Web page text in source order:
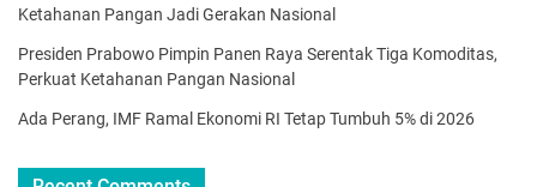
Ketahanan Pangan Jadi Gerakan Nasional
Presiden Prabowo Pimpin Panen Raya Serentak Tiga Komoditas,
Perkuat Ketahanan Pangan Nasional
Ada Perang, IMF Ramal Ekonomi RI Tetap Tumbuh 5% di 2026